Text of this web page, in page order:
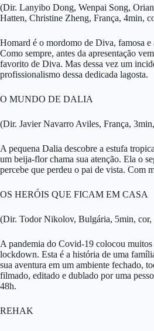
(Dir. Lanyibo Dong, Wenpai Song,
Hatten, Christine Zheng, França, 4min,
Homard é o mordomo de Diva, famosa e
Como sempre, antes da apresentação
favorito de Diva. Mas dessa vez um
profissionalismo dessa dedicada lagosta.
O MUNDO DE DALIA
(Dir. Javier Navarro Aviles, França,
A pequena Dalia descobre a estufa
um beija-flor chama sua atenção. Ela o
percebe que perdeu o pai de vista. Com
OS HERÓIS QUE FICAM EM CASA
(Dir. Todor Nikolov, Bulgária, 5min,
A pandemia do Covid-19 colocou muitos
lockdown. Esta é a história de uma
sua aventura em um ambiente fechado,
filmado, editado e dublado por uma
48h.
REHAK